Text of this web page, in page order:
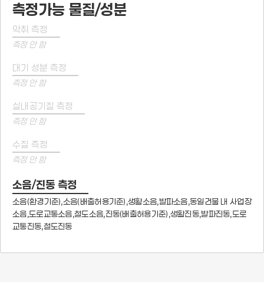
측정가능 물질/성분
악취 측정
측정 안 함
대기 성분 측정
측정 안 함
실내공기질 측정
측정 안 함
수질 측정
측정 안 함
소음/진동 측정
소음(환경기준),소음(배출허용기준),생활소음,발파소음,동일건물 내 사업장
소음,도로교통소음,철도소음,진동(배출허용기준),생활진동,발파진동,도로
교통진동,철도진동